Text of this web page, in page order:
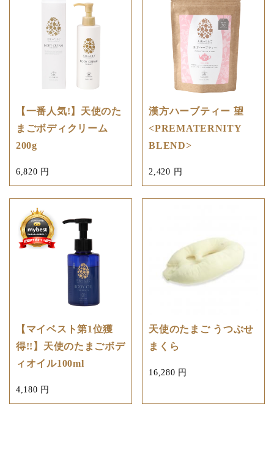
【一番人気!】天使のた
まごボディクリーム
200g
6,820 円
漢方ハーブティー 望
<PREMATERNITY
BLEND>
2,420 円
【マイベスト第1位獲
得!!】天使のたまごボデ
ィオイル100ml
4,180 円
天使のたまご うつぶせ
まくら
16,280 円